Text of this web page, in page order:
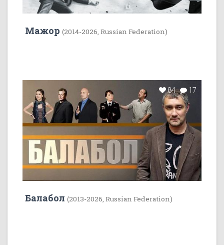
Мажор (2014-2026, Russian Federation)
84 17
Балабол (2013-2026, Russian Federation)